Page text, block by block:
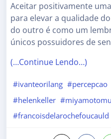
Aceitar positivamente
para elevar a qualidade
do outro é como um
únicos possuidores de
(…Continue Lendo…)
#ivanteorilang #percepcao
#helenkeller
#francoisdelarochefoucauld